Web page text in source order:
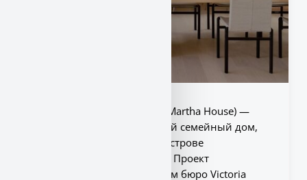
Дом Маунт-Марта (Mount Martha House) —
экономичный деревянный семейный дом,
расположенный на полуострове
Морнингтон в Австралии. Проект
разработан архитектурным бюро Victoria